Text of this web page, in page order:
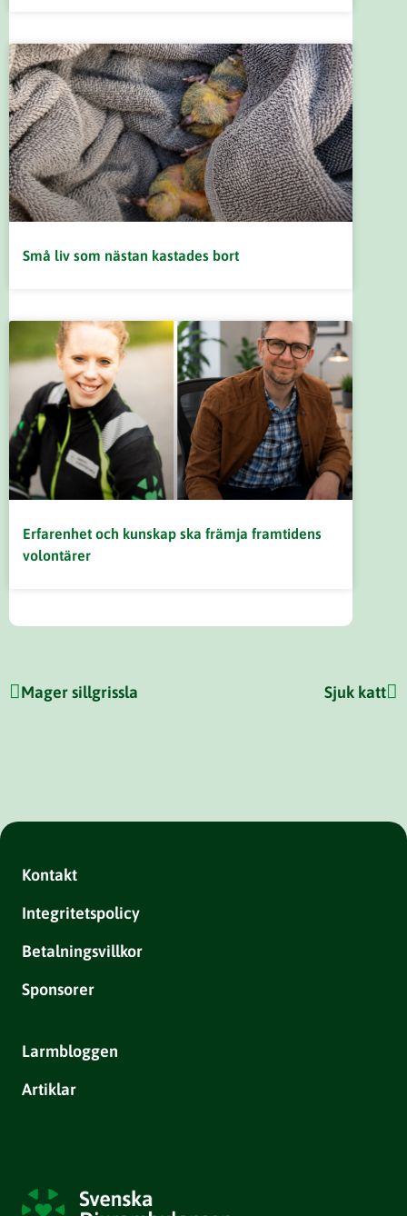
Små liv som nästan kastades bort
Erfarenhet och kunskap ska främja framtidens
volontärer
Mager sillgrissla Sjuk katt
Kontakt
Integritetspolicy
Betalningsvillkor
Sponsorer
Larmbloggen
Artiklar